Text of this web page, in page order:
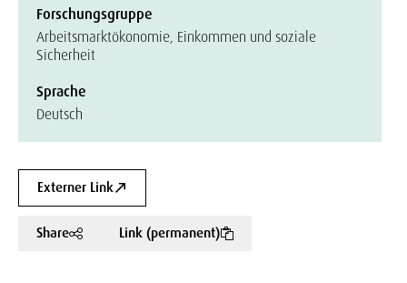
Forschungsgruppe
Arbeitsmarktökonomie, Einkommen und soziale
Sicherheit
Sprache
Deutsch
Externer Link
Share Link (permanent)